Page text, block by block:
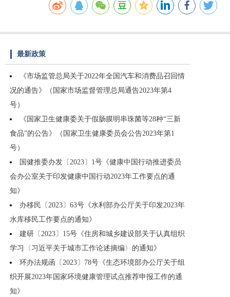
最新政策
《市场监管总局关于2022年全国汽车和消费品召回情
况的通告》（国家市场监督管理总局通告2023年第4
号）
《国家卫生健康委关于假肠膜明串珠菌等28种“三新
食品”的公告》（国家卫生健康委员会公告2023年第1
号）
国健推委办发〔2023〕1号《健康中国行动推进委员
会办公室关于印发健康中国行动2023年工作要点的通
知》
办移民〔2023〕63号《水利部办公厅关于印发2023年
水库移民工作要点的通知》
建研〔2023〕15号《住房和城乡建设部关于认真组织
学习〈习近平关于城市工作论述摘编〉的通知》
环办法规函〔2023〕78号《生态环境部办公厅关于组
织开展2023年国家环境健康管理试点推荐申报工作的通
知》